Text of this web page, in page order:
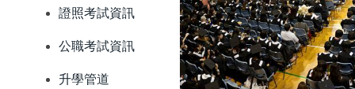
證照考試資訊
公職考試資訊
升學管道